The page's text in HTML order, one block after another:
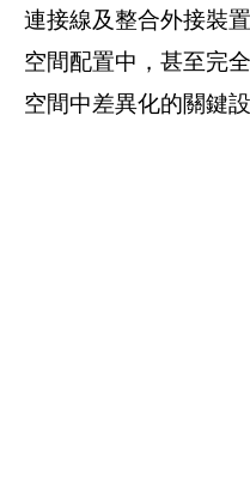
連接線及整合外接裝
空間配置中，甚至完
空間中差異化的關鍵設